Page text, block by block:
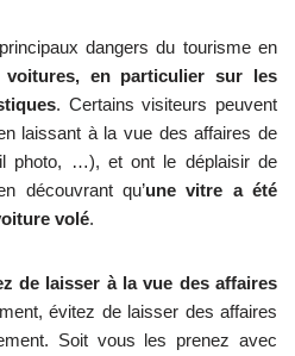
dangers du tourisme en
en particulier sur les
. Certains visiteurs peuvent
laissant à la vue des affaires de
photo, …), et ont le déplaisir de
découvrant qu’une vitre a été
volé.
de laisser à la vue des affaires
évitez de laisser des affaires
Soit vous les prenez avec